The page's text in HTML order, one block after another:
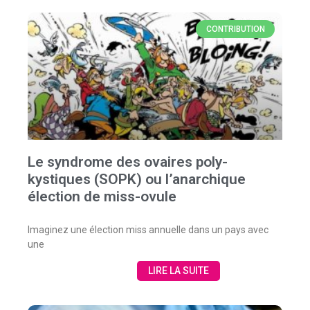
CONTRIBUTION
Le syndrome des ovaires poly-
kystiques (SOPK) ou l’anarchique
élection de miss-ovule
Imaginez une élection miss annuelle dans un pays avec
une
LIRE LA SUITE